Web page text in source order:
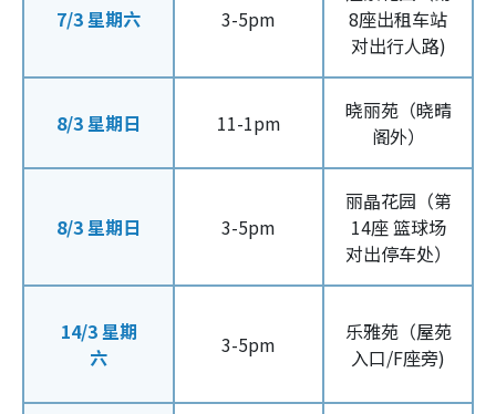
7/3 星期六 3-5pm
8座出租车站
对出行人路)
8/3 星期日 11-1pm
晓丽苑（晓晴
阁外）
8/3 星期日 3-5pm
丽晶花园（第
14座 篮球场
对出停车处）
14/3 星期
六
3-5pm
乐雅苑（屋苑
入口/F座旁)